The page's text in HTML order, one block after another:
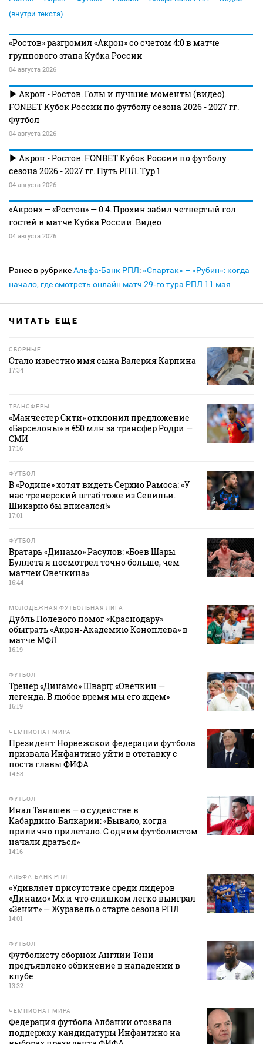
(внутри текста)
«Ростов» разгромил «Акрон» со счетом 4:0 в матче
группового этапа Кубка России
04 августа 2026
Акрон - Ростов. Голы и лучшие моменты (видео).
FONBET Кубок России по футболу сезона 2026 - 2027 гг.
Футбол
04 августа 2026
Акрон - Ростов. FONBET Кубок России по футболу
сезона 2026 - 2027 гг. Путь РПЛ. Тур 1
04 августа 2026
«Акрон» — «Ростов» — 0:4. Прохин забил четвертый гол
гостей в матче Кубка России. Видео
04 августа 2026
Ранее в рубрикеАльфа-Банк РПЛ:«Спартак» – «Рубин»: когда
начало, где смотреть онлайн матч 29‑го тура РПЛ 11 мая
ЧИТАТЬ ЕЩЕ
СБОРНЫЕ
Стало известно имя сына Валерия Карпина
17:34
ТРАНСФЕРЫ
«Манчестер Сити» отклонил предложение
«Барселоны» в €50 млн за трансфер Родри —
СМИ
17:16
ФУТБОЛ
В «Родине» хотят видеть Серхио Рамоса: «У
нас тренерский штаб тоже из Севильи.
Шикарно бы вписался!»
17:01
ФУТБОЛ
Вратарь «Динамо» Расулов: «Боев Шары
Буллета я посмотрел точно больше, чем
матчей Овечкина»
16:44
МОЛОДЕЖНАЯ ФУТБОЛЬНАЯ ЛИГА
Дубль Полевого помог «Краснодару»
обыграть «Акрон‑Академию Коноплева» в
матче МФЛ
16:19
ФУТБОЛ
Тренер «Динамо» Шварц: «Овечкин —
легенда. В любое время мы его ждем»
16:19
ЧЕМПИОНАТ МИРА
Президент Норвежской федерации футбола
призвала Инфантино уйти в отставку с
поста главы ФИФА
14:58
ФУТБОЛ
Инал Танашев — о судействе в
Кабардино‑Балкарии: «Бывало, когда
прилично прилетало. С одним футболистом
начали драться»
14:16
АЛЬФА-БАНК РПЛ
«Удивляет присутствие среди лидеров
«Динамо» Мх и что слишком легко выиграл
«Зенит» — Журавель о старте сезона РПЛ
14:01
ФУТБОЛ
Футболисту сборной Англии Тони
предъявлено обвинение в нападении в
клубе
13:32
ЧЕМПИОНАТ МИРА
Федерация футбола Албании отозвала
поддержку кандидатуры Инфантино на